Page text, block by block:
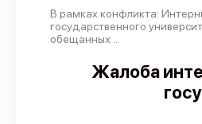
Войти
Новости
Карта
В рамках конфликта:
государственного
обещанных ...
Жалоба